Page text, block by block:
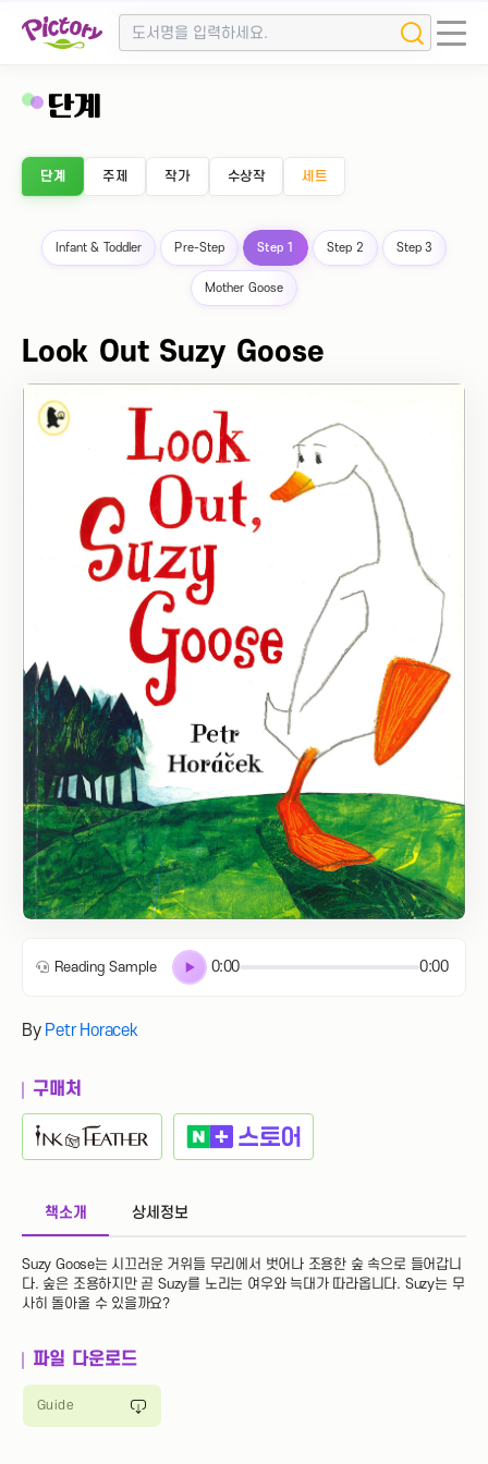
단계
단계 주제 작가 수상작 세트
Infant & Toddler Pre-Step Step 1 Step 2 Step 3
Mother Goose
Look Out Suzy Goose
Reading Sample 0:00 0:00
By Petr Horacek
구매처
책소개 상세정보
Suzy Goose는 시끄러운 거위들 무리에서 벗어나 조용한 숲 속으로 들어갑니
다. 숲은 조용하지만 곧 Suzy를 노리는 여우와 늑대가 따라옵니다. Suzy는 무
사히 돌아올 수 있을까요?
파일 다운로드
Guide